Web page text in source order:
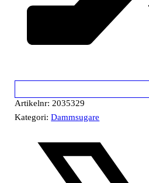
Artikelnr: 2035329
Kategori:Dammsugare